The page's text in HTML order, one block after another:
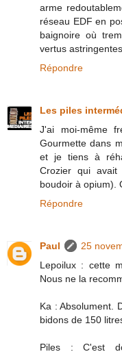
arme
réseau EDF en
baignoire où
vertus
Répondre
Les piles
J'ai moi-même
Gourmette dans
et je tiens à
Crozier qui
boudoir à opium).
Répondre
Paul
25
Lepoilux : cette
Nous ne la
Ka : Absolument.
bidons de 150
Piles : C'est